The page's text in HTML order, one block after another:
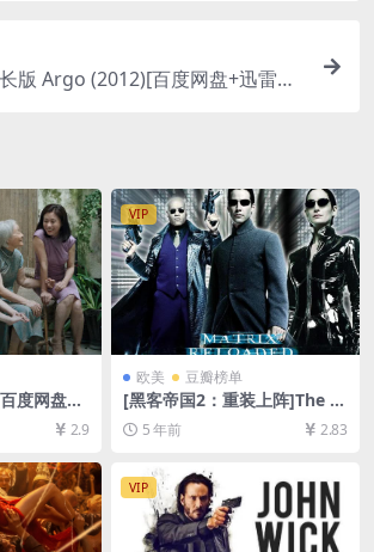
和谐压缩包（含解压密码）】
版 Argo (2012)[百度网盘+迅雷云
度网盘
清未删减
/下载][MP
2.9
VIP
欧美 豆瓣榜单
[黑客帝国2：重装上阵]The M
atrix Reloaded (2003)[百度
网盘+迅雷云盘资源1080P超
字幕]
5 年前 2.83
VIP